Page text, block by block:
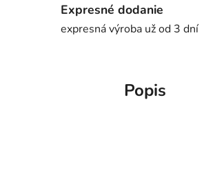
Expresné dodanie
expresná výroba už od 3 dní
Popis